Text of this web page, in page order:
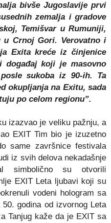
bivše Jugoslavije prvi
zemalja i gradove
Temišvar u Rumuniji,
Crnoj Gori. Verovatno i
Exita kreće iz činjenice
koji je masovno
sukoba iz 90-ih. Ta
okupljanja na Exitu, sada
po celom regionu”.
izazvao je veliku pažnju, a
EXIT Tim bio je izuzetno
same završnice festivala
iz svih delova nekadašnje
simbolično su otvorili
EXIT Leta ljubavi koji su
vodeni hologram sa
godina od izvornog Leta
Tanjug kaže da je EXIT sa